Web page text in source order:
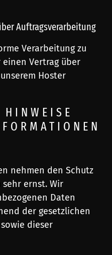
Auftragsverarbeitung
Verarbeitung zu
Vertrag über
Hoster
nehmen den Schutz
ernst. Wir
Daten
der gesetzlichen
dieser